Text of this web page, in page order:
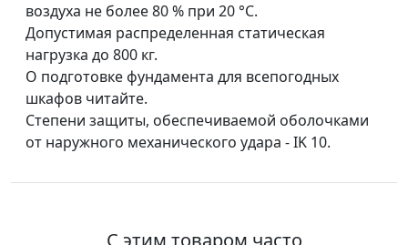
воздуха не более 80 % при 20 °С.
Допустимая распределенная статическая
нагрузка до 800 кг.
О подготовке фундамента для всепогодных
шкафов читайте.
Cтепени защиты, обеспечиваемой оболочками
от наружного механического удара - IK 10.
С этим товаром часто